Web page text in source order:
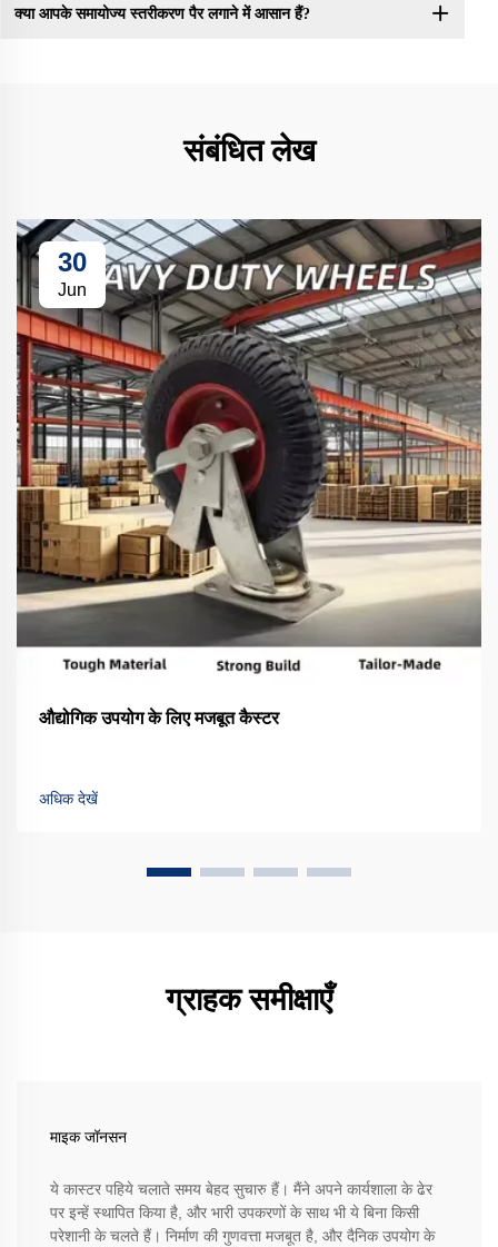
क्या आपके समायोज्य स्तरीकरण पैर लगाने में आसान हैं?
संबंधित लेख
30
Jun
औद्योगिक उपयोग के लिए मजबूत कैस्टर
अधिक देखें
ग्राहक समीक्षाएँ
माइक जॉनसन
ये कास्टर पहिये चलाते समय बेहद सुचारु हैं। मैंने अपने कार्यशाला के ढेर
पर इन्हें स्थापित किया है, और भारी उपकरणों के साथ भी ये बिना किसी
परेशानी के चलते हैं। निर्माण की गुणवत्ता मजबूत है, और दैनिक उपयोग के